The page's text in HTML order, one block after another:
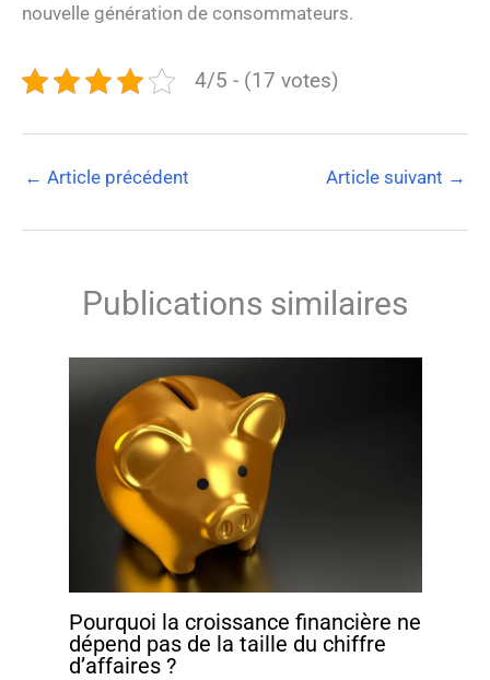
nouvelle génération de consommateurs.
4/5 - (17 votes)
← Article précédent Article suivant →
Publications similaires
Pourquoi la croissance financière ne
dépend pas de la taille du chiffre
d’affaires ?